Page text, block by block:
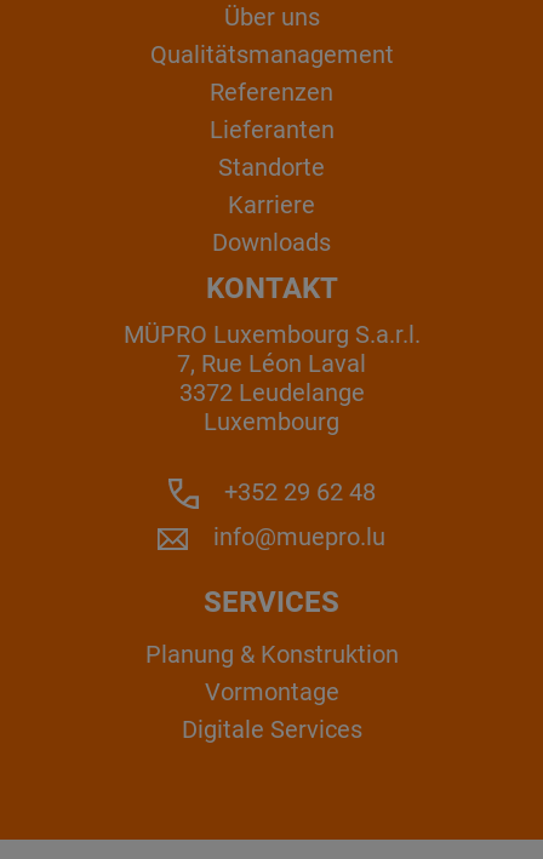
Über uns
Qualitätsmanagement
Referenzen
Lieferanten
Standorte
Karriere
Downloads
KONTAKT
MÜPRO Luxembourg S.a.r.l.
7, Rue Léon Laval
3372 Leudelange
Luxembourg
+352 29 62 48
info@muepro.lu
SERVICES
Planung & Konstruktion
Vormontage
Digitale Services